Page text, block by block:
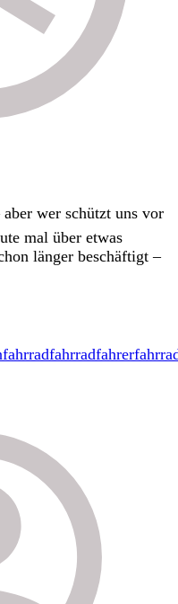
wer schützt uns vor
mal über etwas
länger beschäftigt –
fahrradfahrradfahrer